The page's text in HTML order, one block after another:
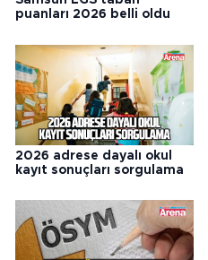
puanları 2026 belli oldu
2026 adrese dayalı okul
kayıt sonuçları sorgulama